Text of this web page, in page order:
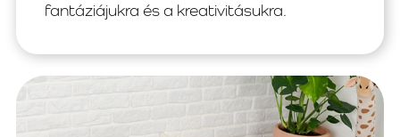
fantáziájukra és a kreativitásukra.